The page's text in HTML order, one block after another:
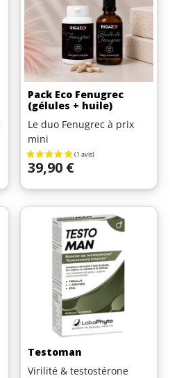
Pack Eco Fenugrec
(gélules + huile)
Le duo Fenugrec à prix
mini
Prix
39,90 €
Testoman
Virilité & testostérone